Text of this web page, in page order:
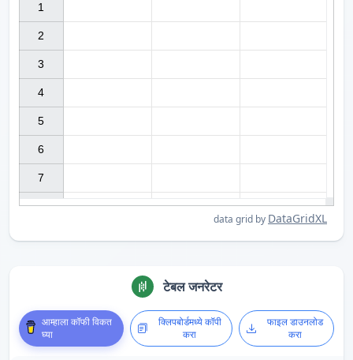
1
2
3
4
5
6
7
data grid by DataGridXL
टेबल जनरेटर
आम्हाला कॉफी विकत
घ्या
क्लिपबोर्डमध्ये कॉपी
करा
फाइल डाउनलोड
करा